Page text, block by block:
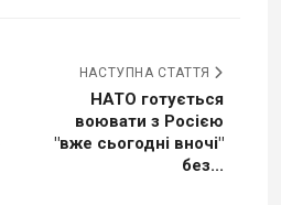
НАСТУПНА СТАТТЯ
НАТО готується
воювати з Росією
"вже сьогодні вночі"
без...